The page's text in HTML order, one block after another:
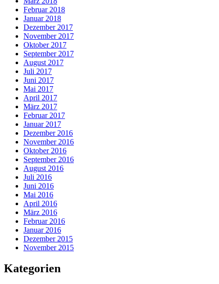
Februar 2018
Januar 2018
Dezember 2017
November 2017
Oktober 2017
September 2017
August 2017
Juli 2017
Juni 2017
Mai 2017
April 2017
März 2017
Februar 2017
Januar 2017
Dezember 2016
November 2016
Oktober 2016
September 2016
August 2016
Juli 2016
Juni 2016
Mai 2016
April 2016
März 2016
Februar 2016
Januar 2016
Dezember 2015
November 2015
Kategorien